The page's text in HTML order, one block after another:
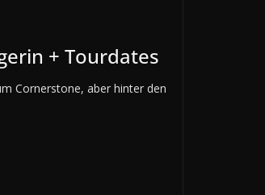
+ Tourdates
Cornerstone, aber hinter den